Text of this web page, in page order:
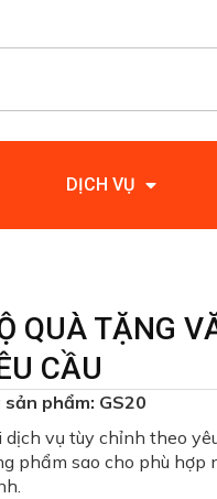
DỊCH VỤ
QUÀ TẶNG
CẦU
sản phẩm: GS20
dịch vụ tùy chỉnh theo
phẩm sao cho phù hợp